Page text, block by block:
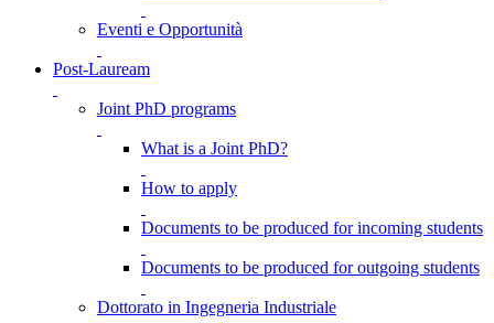
Eventi e Opportunità
Post-Lauream
Joint PhD programs
What is a Joint PhD?
How to apply
Documents to be produced for incoming students
Documents to be produced for outgoing students
Dottorato in Ingegneria Industriale